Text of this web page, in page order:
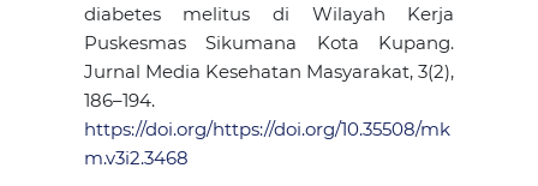
diabetes melitus di Wilayah Kerja
Puskesmas Sikumana Kota Kupang.
Jurnal Media Kesehatan Masyarakat, 3(2),
186–194.
https://doi.org/https://doi.org/10.35508/mk
m.v3i2.3468